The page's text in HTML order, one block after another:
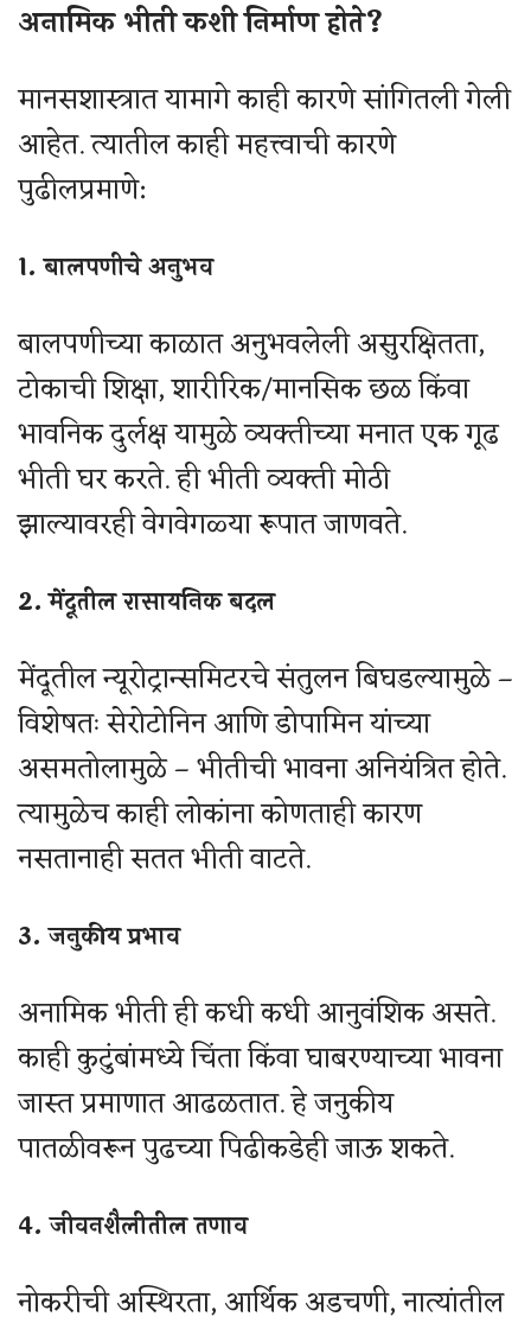
अनामिक भीती कशी निर्माण होते?
मानसशास्त्रात यामागे काही कारणे सांगितली गेली
आहेत. त्यातील काही महत्त्वाची कारणे
पुढीलप्रमाणे:
1. बालपणीचे अनुभव
बालपणीच्या काळात अनुभवलेली असुरक्षितता,
टोकाची शिक्षा, शारीरिक/मानसिक छळ किंवा
भावनिक दुर्लक्ष यामुळे व्यक्तीच्या मनात एक गूढ
भीती घर करते. ही भीती व्यक्ती मोठी
झाल्यावरही वेगवेगळ्या रूपात जाणवते.
2. मेंदूतील रासायनिक बदल
मेंदूतील न्यूरोट्रान्समिटरचे संतुलन बिघडल्यामुळे –
विशेषतः सेरोटोनिन आणि डोपामिन यांच्या
असमतोलामुळे – भीतीची भावना अनियंत्रित होते.
त्यामुळेच काही लोकांना कोणताही कारण
नसतानाही सतत भीती वाटते.
3. जनुकीय प्रभाव
अनामिक भीती ही कधी कधी आनुवंशिक असते.
काही कुटुंबांमध्ये चिंता किंवा घाबरण्याच्या भावना
जास्त प्रमाणात आढळतात. हे जनुकीय
पातळीवरून पुढच्या पिढीकडेही जाऊ शकते.
4. जीवनशैलीतील तणाव
नोकरीची अस्थिरता, आर्थिक अडचणी, नात्यांतील